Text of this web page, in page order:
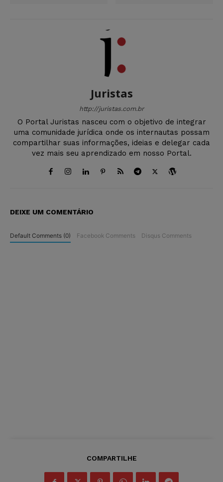
Juristas
http://juristas.com.br
O Portal Juristas nasceu com o objetivo de integrar
uma comunidade jurídica onde os internautas possam
compartilhar suas informações, ideias e delegar cada
vez mais seu aprendizado em nosso Portal.
DEIXE UM COMENTÁRIO
Default Comments (0) Facebook Comments Disqus Comments
COMPARTILHE